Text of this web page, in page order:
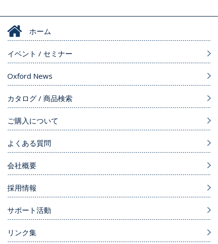
ホーム
イベント / セミナー
Oxford News
カタログ / 商品検索
ご購入について
よくある質問
会社概要
採用情報
サポート活動
リンク集